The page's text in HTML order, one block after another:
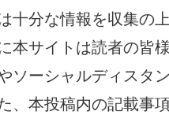
十分な情報を収集の
本サイトは読者の皆
ソーシャルディスタ
、本投稿内の記載事